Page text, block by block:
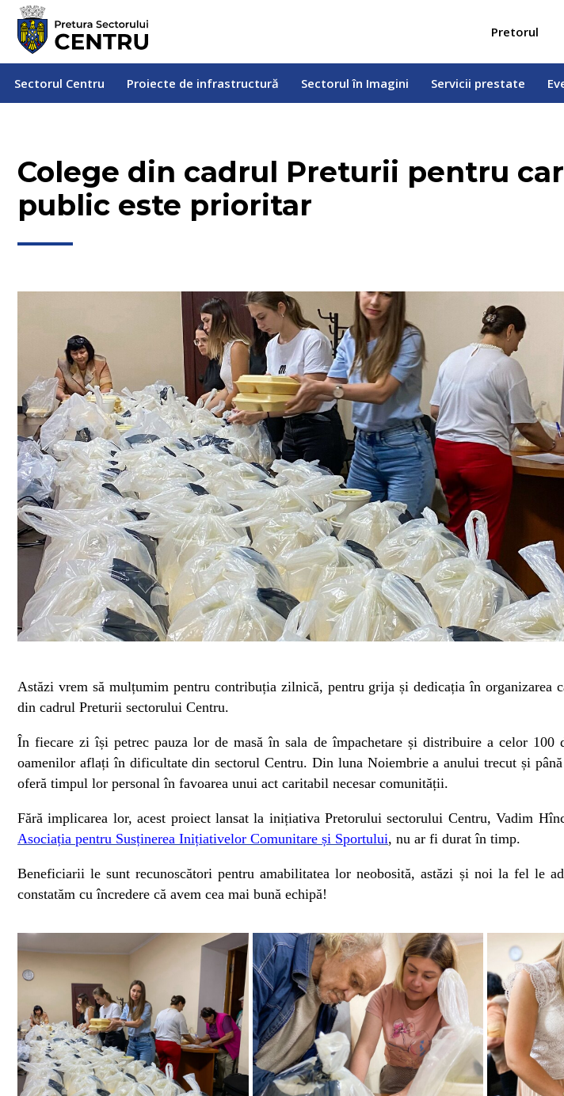
Pretorul
Sectorul Centru Proiecte de infrastructură Sectorul în Imagini Servicii prestate
Colege din cadrul Preturii pentru
public este prioritar
Astăzi vrem să mulțumim pentru contribuția zilnică, pentru grija și dedicația în organizarea
din cadrul Preturii sectorului Centru.
În fiecare zi își petrec pauza lor de masă în sala de împachetare și distribuire a celor 100
oamenilor aflați în dificultate din sectorul Centru. Din luna Noiembrie a anului trecut și
oferă timpul lor personal în favoarea unui act caritabil necesar comunității.
Fără implicarea lor, acest proiect lansat la inițiativa Pretorului sectorului Centru, Vadim
Asociația pentru Susținerea Inițiativelor Comunitare și Sportului, nu ar fi durat în timp.
Beneficiarii le sunt recunoscători pentru amabilitatea lor neobosită, astăzi și noi la fel le
constatăm cu încredere că avem cea mai bună echipă!
Sectorul Centru Proiecte de infrastructură Servicii prestate